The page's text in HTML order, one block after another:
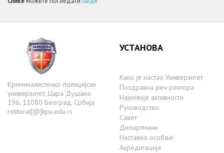
Криминалистичко-полицијски
универзитет, Цара Душана
196, 11080 Београд, Србија
rektorat[@]kpu.edu.rs
УСТАНОВА
Како је настаo Универзитет
Поздравна реч ректора
Најновије активности
Руководство
Савет
Департмани
Наставно особље
Акредитација